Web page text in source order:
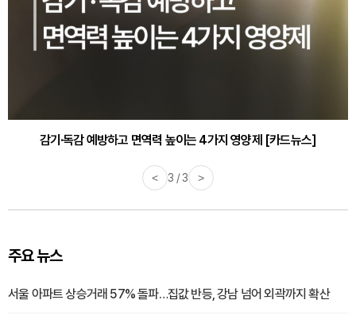
감기·독감 예방하고 면역력 높이는 4가지 영양제 [카드뉴스]
< 3 / 3 >
주요 뉴스
서울 아파트 상승거래 57% 돌파…집값 반등, 강남 넘어 외곽까지 확산